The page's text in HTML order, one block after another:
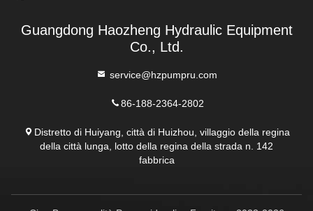
Guangdong Haozheng Hydraulic Equipment
Co., Ltd.
service@hzpumpru.com
86-188-2364-2802
Distretto di Huiyang, città di Huizhou, villaggio della regina
della città lunga, lotto della regina della strada n. 142
fabbrica